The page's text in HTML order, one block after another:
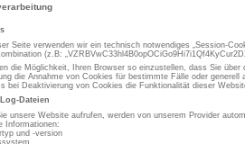
Seite verwenden wir ein technisch notwendiges „Session-
(z.B:
die Möglichkeit, Ihren Browser so einzustellen, dass Sie
die Annahme von Cookies für bestimmte Fälle oder
bei Deaktivierung von Cookies die Funktionalität dieser
Dateien
unsere Website aufrufen, werden von unserem Provider
Informationen:
und -version